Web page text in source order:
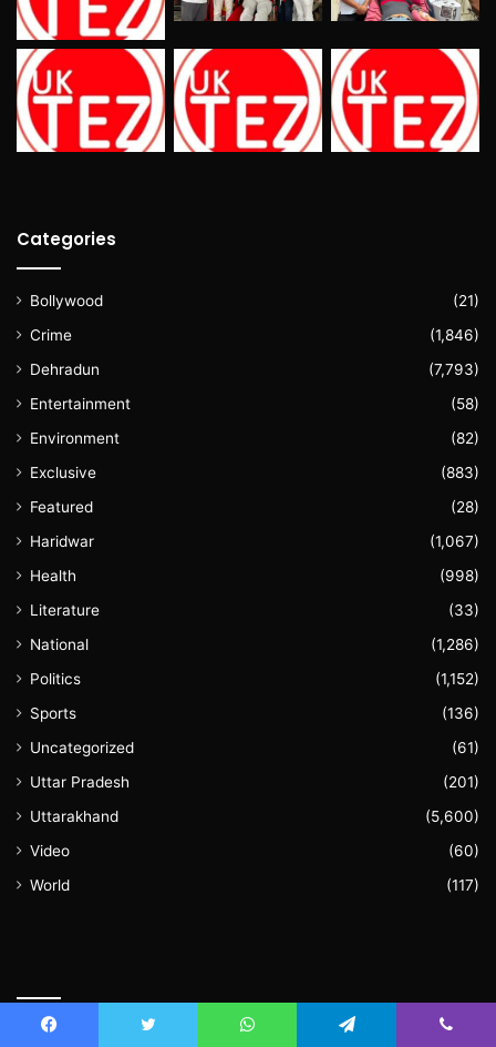
Categories
Bollywood
(21)
Crime
(1,846)
Dehradun
(7,793)
Entertainment
(58)
Environment
(82)
Exclusive
(883)
Featured
(28)
Haridwar
(1,067)
Health
(998)
Literature
(33)
National
(1,286)
Politics
(1,152)
Sports
(136)
Uncategorized
(61)
Uttar Pradesh
(201)
Uttarakhand
(5,600)
Video
(60)
World
(117)
August 2026